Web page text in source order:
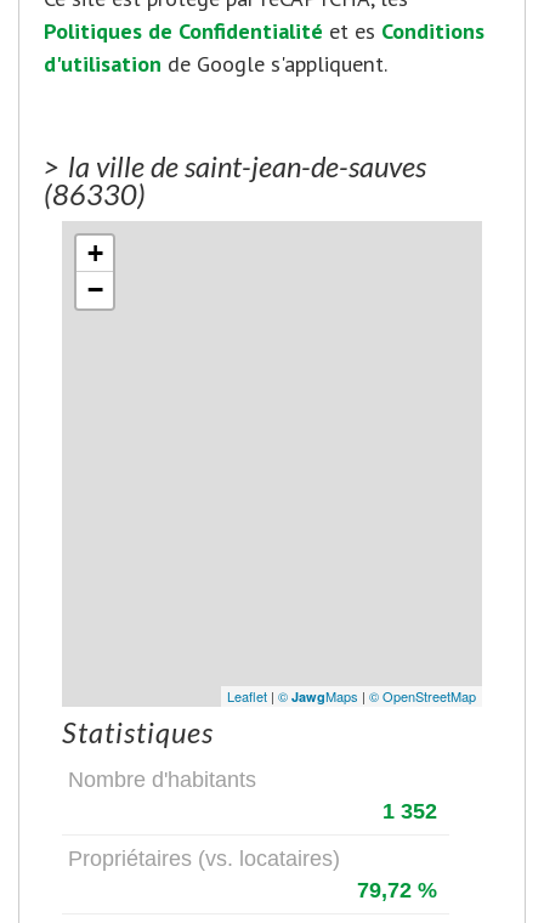
Politiques de Confidentialité et es Conditions
d'utilisation de Google s'appliquent.
> la ville de saint-jean-de-sauves
(86330)
+
−
Leaflet | © JawgMaps | © OpenStreetMap
Statistiques
Nombre d'habitants
1 352
Propriétaires (vs. locataires)
79,72 %